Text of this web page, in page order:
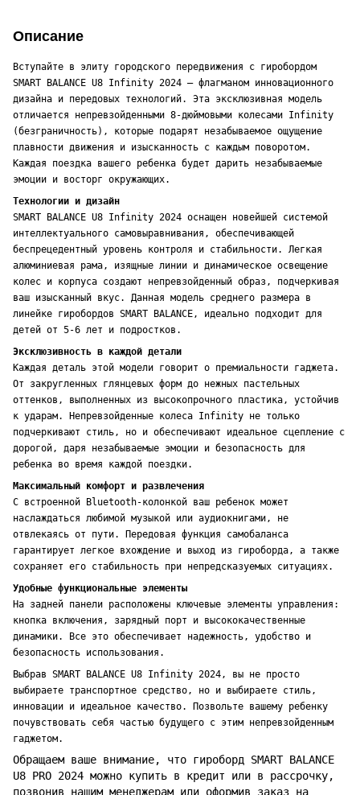
Описание
Вступайте в элиту городского передвижения с гиробордом
SMART BALANCE U8 Infinity 2024 – флагманом инновационного
дизайна и передовых технологий. Эта эксклюзивная модель
отличается непревзойденными 8-дюймовыми колесами Infinity
(безграничность), которые подарят незабываемое ощущение
плавности движения и изысканность с каждым поворотом.
Каждая поездка вашего ребенка будет дарить незабываемые
эмоции и восторг окружающих.
Технологии и дизайн
SMART BALANCE U8 Infinity 2024 оснащен новейшей системой
интеллектуального самовыравнивания, обеспечивающей
беспрецедентный уровень контроля и стабильности. Легкая
алюминиевая рама, изящные линии и динамическое освещение
колес и корпуса создают непревзойденный образ, подчеркивая
ваш изысканный вкус. Данная модель среднего размера в
линейке гиробордов SMART BALANCE, идеально подходит для
детей от 5-6 лет и подростков.
Эксклюзивность в каждой детали
Каждая деталь этой модели говорит о премиальности гаджета.
От закругленных глянцевых форм до нежных пастельных
оттенков, выполненных из высокопрочного пластика, устойчив
к ударам. Непревзойденные колеса Infinity не только
подчеркивают стиль, но и обеспечивают идеальное сцепление с
дорогой, даря незабываемые эмоции и безопасность для
ребенка во время каждой поездки.
Максимальный комфорт и развлечения
С встроенной Bluetooth-колонкой ваш ребенок может
наслаждаться любимой музыкой или аудиокнигами, не
отвлекаясь от пути. Передовая функция самобаланса
гарантирует легкое вхождение и выход из гироборда, а также
сохраняет его стабильность при непредсказуемых ситуациях.
Удобные функциональные элементы
На задней панели расположены ключевые элементы управления:
кнопка включения, зарядный порт и высококачественные
динамики. Все это обеспечивает надежность, удобство и
безопасность использования.
Выбрав SMART BALANCE U8 Infinity 2024, вы не просто
выбираете транспортное средство, но и выбираете стиль,
инновации и идеальное качество. Позвольте вашему ребенку
почувствовать себя частью будущего с этим непревзойденным
гаджетом.
Обращаем ваше внимание, что гироборд SMART BALANCE
U8 PRO 2024 можно купить в кредит или в рассрочку,
позвонив нашим менеджерам или оформив заказ на